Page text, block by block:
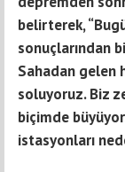
belirterek,
sonuçlarından
Sahadan gelen
soluyoruz. Biz
biçimde
istasyonları